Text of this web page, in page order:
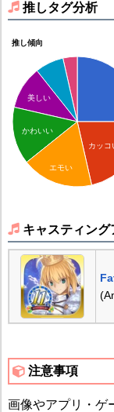
推しタグ分析
推し傾向
カッコ
美しい
かわいい
エモい
キャスティング
注意事項
画像やアプリ・ゲ